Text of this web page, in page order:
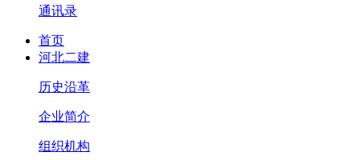
通讯录
首页
河北二建
历史沿革
企业简介
组织机构